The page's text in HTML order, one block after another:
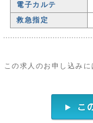
電子カルテ
救急指定
この求人のお申し込み